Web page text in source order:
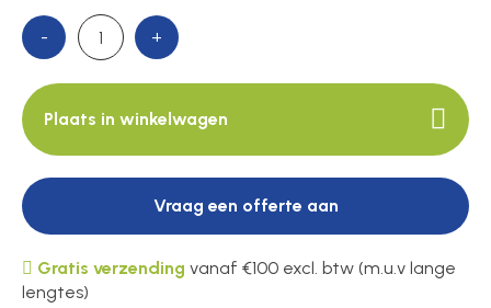
- +
Plaats in winkelwagen
Vraag een offerte aan
Gratis verzending vanaf €100 excl. btw (m.u.v lange
lengtes)